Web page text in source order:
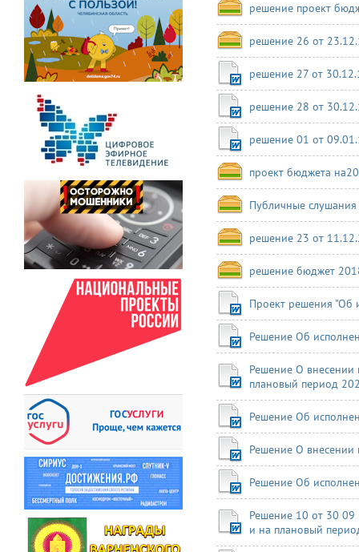
решение проект
решение 26 от
решение 27 от
решение 28 от
решение 01 от
проект бюджета
Публичные
решение 23 от
решение бюджет
Проект решения "Об
Решение Об
Решение О внесении
плановый период
Решение Об
Решение О
Решение Об
Решение 10 от 30 09
и на плановый